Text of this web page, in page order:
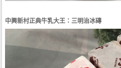
中興新村正典牛乳大王：三明治冰磚